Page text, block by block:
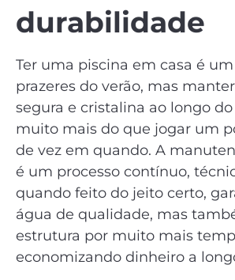
durabilidade
Ter uma piscina em casa é
prazeres do verão, mas
segura e cristalina ao longo
muito mais do que jogar um
de vez em quando. A
é um processo contínuo,
quando feito do jeito certo,
água de qualidade, mas
estrutura por muito mais
economizando dinheiro a